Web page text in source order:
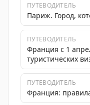
ПУТЕВОДИТЕЛЬ
Париж. Город,
ПУТЕВОДИТЕЛЬ
Франция с 1
туристических
ПУТЕВОДИТЕЛЬ
Франция: